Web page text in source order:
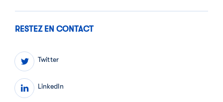
RESTEZ EN CONTACT
Twitter
LinkedIn